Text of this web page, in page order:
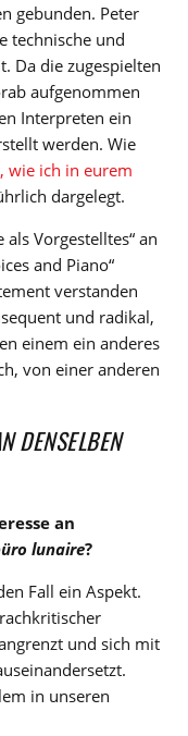
gebunden. Peter
technische und
Da die zugespielten
aufgenommen
Interpreten ein
werden. Wie
wie ich in eurem
dargelegt.
als Vorgestelltes“ an
and Piano“
verstanden
und radikal,
einem ein anderes
von einer anderen
DENSELBEN
an
lunaire?
Fall ein Aspekt.
und sich mit
in unseren